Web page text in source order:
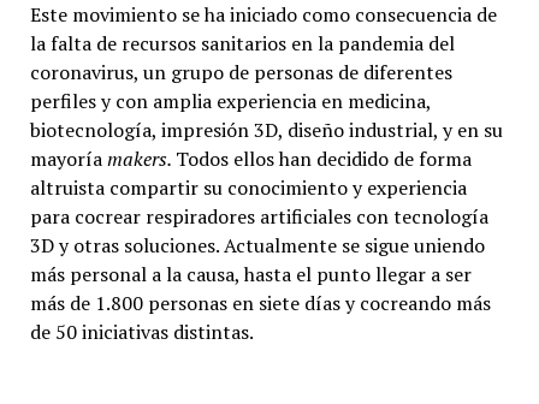
Este movimiento se ha iniciado como consecuencia de
la falta de recursos sanitarios en la pandemia del
coronavirus, un grupo de personas de diferentes
perfiles y con amplia experiencia en medicina,
biotecnología, impresión 3D, diseño industrial, y en su
mayoríamakers. Todos ellos han decidido de forma
altruista compartir su conocimiento y experiencia
para cocrear respiradores artificiales con tecnología
3D y otras soluciones. Actualmente se sigue uniendo
más personal a la causa, hasta el punto llegar a ser
más de 1.800 personas en siete días y cocreando más
de 50 iniciativas distintas.